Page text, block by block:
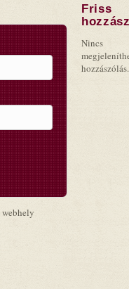
Friss
Nincs
hozzászólás.